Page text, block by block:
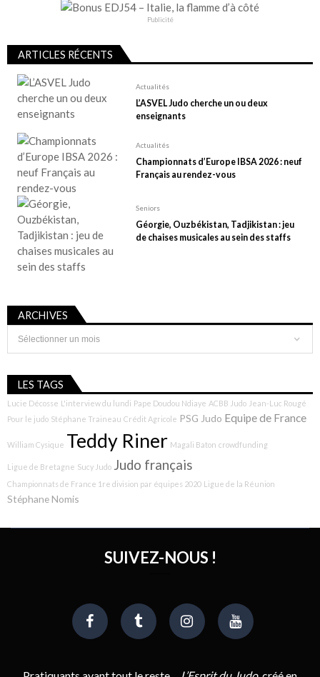
Publicité
ARTICLES RÉCENTS
Actualités
L’ASVEL Judo cherche un ou deux
enseignants
Actualités
Championnats d’Europe IBSA 2026 : neuf
Français au rendez-vous
Seniors
Géorgie, Ouzbékistan, Tadjikistan : jeu
de chaises musicales au sein des staffs
ARCHIVES
Archives
LES TAGS
Lucie Décosse L'interview du lundi Pape Doudou Ndiaye ACBB Judo Jean-Luc Rougé
Pour le judo Stéphane Traineau Crédit Agricole PSG Judo Equipe de France
William Cysique Teddy Riner Magali Baton crowdfunding
Ligue de Bretagne Sucy Judo Judo français
Championnats de France 1re division par équipes 2020 Ligue de la Réunion
Stéphane Nomis
SUIVEZ-NOUS !